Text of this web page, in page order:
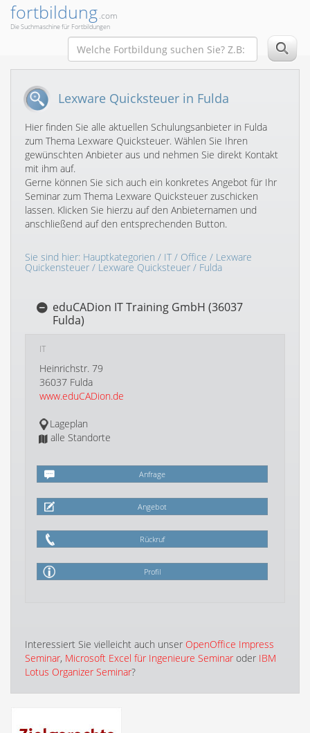
fortbildung.com
Die Suchmaschine für Fortbildungen
Lexware Quicksteuer in Fulda
Hier finden Sie alle aktuellen Schulungsanbieter in Fulda
zum Thema Lexware Quicksteuer. Wählen Sie Ihren
gewünschten Anbieter aus und nehmen Sie direkt Kontakt
mit ihm auf.
Gerne können Sie sich auch ein konkretes Angebot für Ihr
Seminar zum Thema Lexware Quicksteuer zuschicken
lassen. Klicken Sie hierzu auf den Anbieternamen und
anschließend auf den entsprechenden Button.
Sie sind hier: Hauptkategorien / IT/ Office / Lexware
Quickensteuer / Lexware Quicksteuer / Fulda
eduCADion IT Training GmbH (36037
Fulda)
IT
Heinrichstr. 79
36037 Fulda
www.eduCADion.de
Lageplan
alle Standorte
Anfrage
Angebot
Rückruf
Profil
Interessiert Sie vielleicht auch unser OpenOffice Impress
Seminar, Microsoft Excel für Ingenieure Seminar oder IBM
Lotus Organizer Seminar?